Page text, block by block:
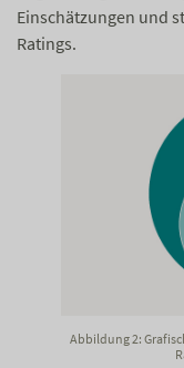
Einschätzungen und
Ratings.
Abbildung 2: